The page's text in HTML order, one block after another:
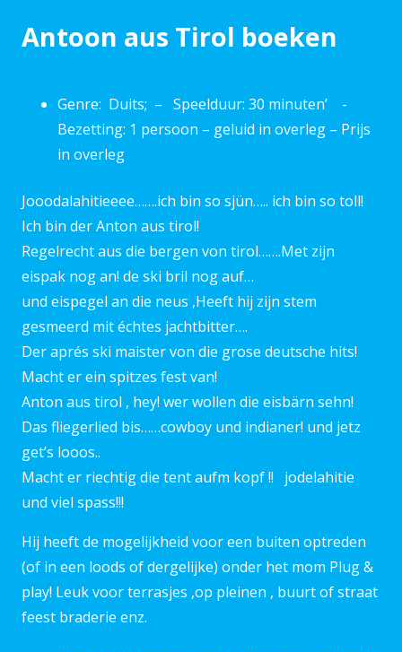
Antoon aus Tirol boeken
Genre: Duits; – Speelduur: 30 minuten’ -
Bezetting: 1 persoon – geluid in overleg – Prijs
in overleg
Jooodalahitieeee…….ich bin so sjün….. ich bin so toll!
Ich bin der Anton aus tirol!
Regelrecht aus die bergen von tirol…….Met zijn
eispak nog an! de ski bril nog auf…
und eispegel an die neus ,Heeft hij zijn stem
gesmeerd mit échtes jachtbitter….
Der aprés ski maister von die grose deutsche hits!
Macht er ein spitzes fest van!
Anton aus tirol , hey! wer wollen die eisbärn sehn!
Das fliegerlied bis……cowboy und indianer! und jetz
get’s looos..
Macht er riechtig die tent aufm kopf !! jodelahitie
und viel spass!!!
Hij heeft de mogelijkheid voor een buiten optreden
(of in een loods of dergelijke) onder het mom Plug &
play! Leuk voor terrasjes ,op pleinen , buurt of straat
feest braderie enz.